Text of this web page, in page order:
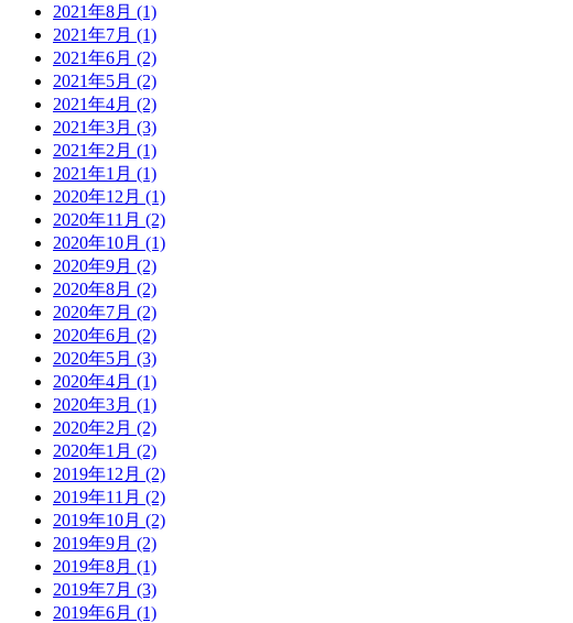
2021年8月 (1)
2021年7月 (1)
2021年6月 (2)
2021年5月 (2)
2021年4月 (2)
2021年3月 (3)
2021年2月 (1)
2021年1月 (1)
2020年12月 (1)
2020年11月 (2)
2020年10月 (1)
2020年9月 (2)
2020年8月 (2)
2020年7月 (2)
2020年6月 (2)
2020年5月 (3)
2020年4月 (1)
2020年3月 (1)
2020年2月 (2)
2020年1月 (2)
2019年12月 (2)
2019年11月 (2)
2019年10月 (2)
2019年9月 (2)
2019年8月 (1)
2019年7月 (3)
2019年6月 (1)